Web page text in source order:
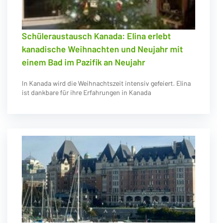
Schüleraustausch Kanada: Elina erlebt
kanadische Weihnachten und Neujahr mit
einem Bad im Pazifik an Neujahr
In Kanada wird die Weihnachtszeit intensiv gefeiert. Elina
ist dankbare für ihre Erfahrungen in Kanada